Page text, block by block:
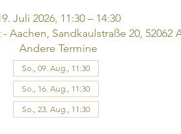
Juli 2026, 11:30 – 14:30
Aachen, Sandkaulstraße 20, 52062
Andere Termine
So., 09. Aug., 11:30
So., 16. Aug., 11:30
So., 23. Aug., 11:30